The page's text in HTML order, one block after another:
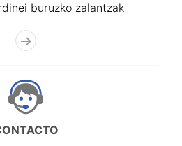
buruzko zalantzak